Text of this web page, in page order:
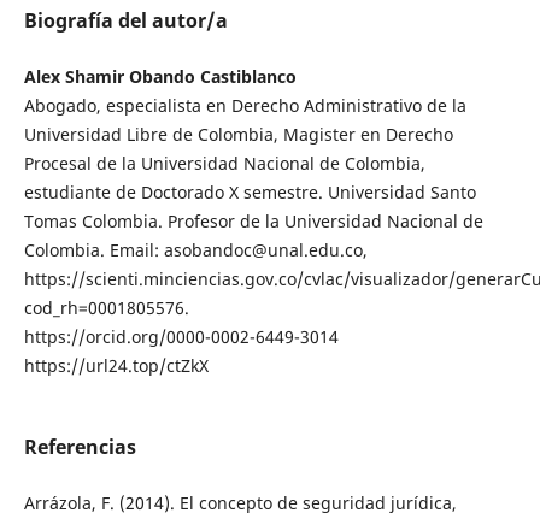
Biografía del autor/a
Alex Shamir Obando Castiblanco
Abogado, especialista en Derecho Administrativo de la
Universidad Libre de Colombia, Magister en Derecho
Procesal de la Universidad Nacional de Colombia,
estudiante de Doctorado X semestre. Universidad Santo
Tomas Colombia. Profesor de la Universidad Nacional de
Colombia. Email: asobandoc@unal.edu.co,
https://scienti.minciencias.gov.co/cvlac/visualizador/
cod_rh=0001805576.
https://orcid.org/0000-0002-6449-3014
https://url24.top/ctZkX
Referencias
Arrázola, F. (2014). El concepto de seguridad jurídica,